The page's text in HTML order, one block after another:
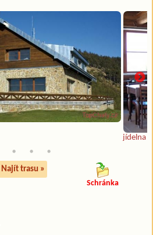
jídelna
Najít trasu »
Schránka